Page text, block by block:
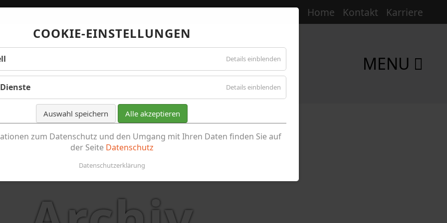
Home Kontakt Karriere
MENU
COOKIE-EINSTELLUNGEN
Details einblenden
Details einblenden
Auswahl speichern Alle akzeptieren
zum Datenschutz und den Umgang mit Ihren Daten finden Sie auf
der Seite Datenschutz
Datenschutzerklärung